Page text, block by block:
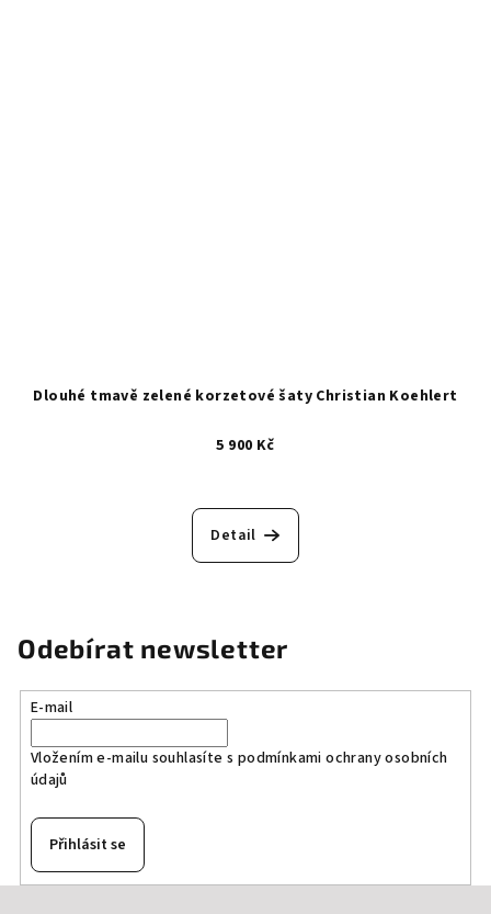
Dlouhé tmavě zelené korzetové šaty Christian Koehlert
5 900 Kč
Detail
Odebírat newsletter
E-mail
Vložením e-mailu souhlasíte s podmínkami ochrany osobních
údajů
Přihlásit se